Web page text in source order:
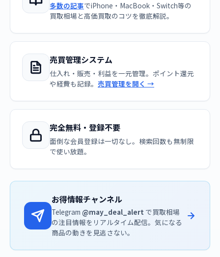
多数の記事でiPhone・MacBook・Switch等の
買取相場と高価買取のコツを徹底解説。
売買管理システム
仕入れ・販売・利益を一元管理。ポイント還元
や経費も記録。 売買管理を開く →
完全無料・登録不要
面倒な会員登録は一切なし。検索回数も無制限
で使い放題。
お得情報チャンネル
Telegram @may_deal_alert で買取相場
の注目情報をリアルタイム配信。気になる
商品の動きを見逃さない。